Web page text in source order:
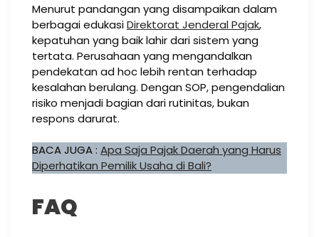
Menurut pandangan yang disampaikan dalam
berbagai edukasiDirektorat Jenderal Pajak,
kepatuhan yang baik lahir dari sistem yang
tertata. Perusahaan yang mengandalkan
pendekatan ad hoc lebih rentan terhadap
kesalahan berulang. Dengan SOP, pengendalian
risiko menjadi bagian dari rutinitas, bukan
respons darurat.
BACA JUGA : Apa Saja Pajak Daerah yang Harus
Diperhatikan Pemilik Usaha di Bali?
FAQ